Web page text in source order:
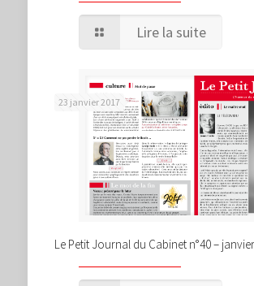
Lire la suite
23 janvier 2017
Le Petit Journal du Cabinet n°40 –